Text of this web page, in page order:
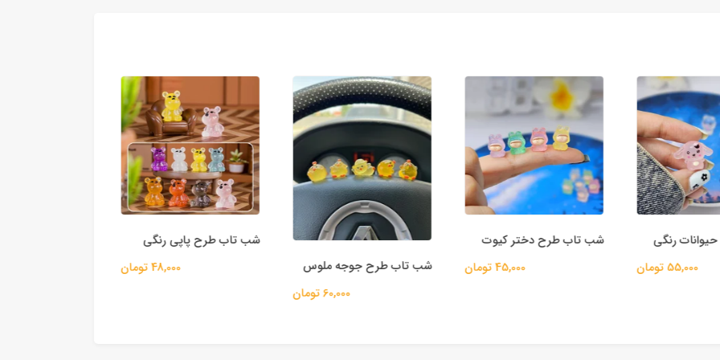
رنگی
55,000 تومان
شب تاب طرح دختر کیوت
45,000 تومان
شب تاب طرح جوجه ملوس
60,000 تومان
شب تاب طرح پاپی رنگی
48,000 تومان